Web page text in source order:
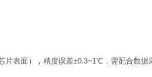
表面），精度误差±0.3~1℃，需配合数